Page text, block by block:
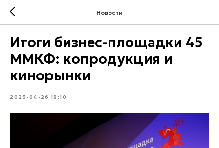
Новости
Итоги бизнес-площадки 45
ММКФ: копродукция и
кинорынки
2023-04-26 18:10